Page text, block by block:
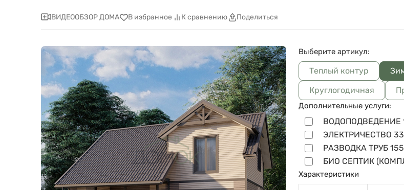
ВИДЕООБЗОР ДОМА В избранное К сравнению Поделиться
Выберите артикул:
Теплый контур
Круглогодичная
Дополнительные услуги:
ВОДОПОДВЕДЕНИЕ
ЭЛЕКТРИЧЕСТВО
РАЗВОДКА ТРУБ
БИО СЕПТИК
Характеристики